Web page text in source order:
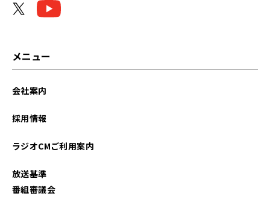
メニュー
会社案内
採用情報
ラジオCMご利用案内
放送基準
番組審議会